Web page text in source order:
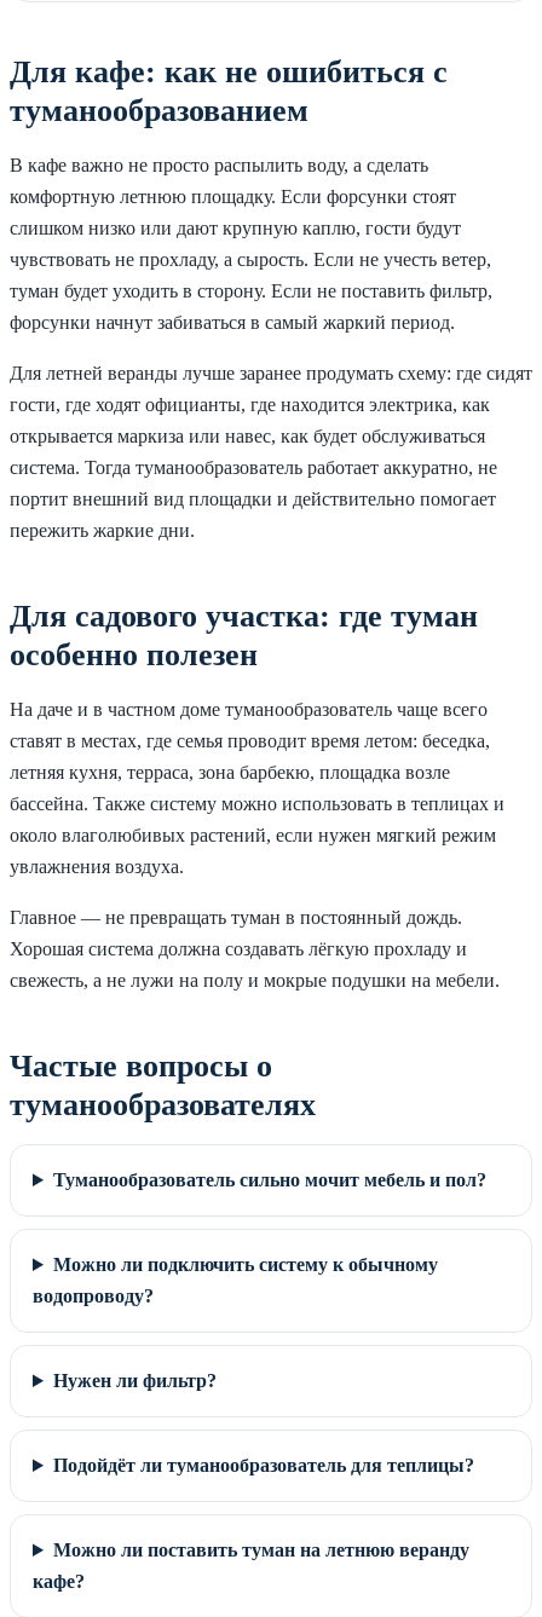
Для кафе: как не ошибиться с
туманообразованием
В кафе важно не просто распылить воду, а сделать
комфортную летнюю площадку. Если форсунки стоят
слишком низко или дают крупную каплю, гости будут
чувствовать не прохладу, а сырость. Если не учесть ветер,
туман будет уходить в сторону. Если не поставить фильтр,
форсунки начнут забиваться в самый жаркий период.
Для летней веранды лучше заранее продумать схему: где сидят
гости, где ходят официанты, где находится электрика, как
открывается маркиза или навес, как будет обслуживаться
система. Тогда туманообразователь работает аккуратно, не
портит внешний вид площадки и действительно помогает
пережить жаркие дни.
Для садового участка: где туман
особенно полезен
На даче и в частном доме туманообразователь чаще всего
ставят в местах, где семья проводит время летом: беседка,
летняя кухня, терраса, зона барбекю, площадка возле
бассейна. Также систему можно использовать в теплицах и
около влаголюбивых растений, если нужен мягкий режим
увлажнения воздуха.
Главное — не превращать туман в постоянный дождь.
Хорошая система должна создавать лёгкую прохладу и
свежесть, а не лужи на полу и мокрые подушки на мебели.
Частые вопросы о
туманообразователях
Туманообразователь сильно мочит мебель и пол?
Можно ли подключить систему к обычному
водопроводу?
Нужен ли фильтр?
Подойдёт ли туманообразователь для теплицы?
Можно ли поставить туман на летнюю веранду
кафе?